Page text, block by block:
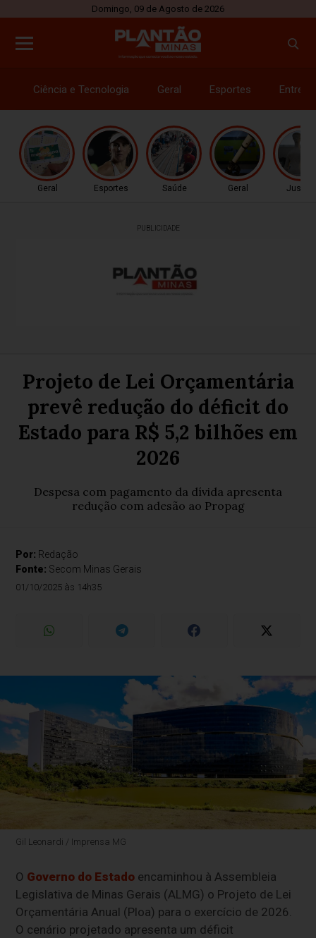
Domingo, 09 de Agosto de 2026
Ciência e Tecnologia Geral Esportes
Geral Esportes Saúde Geral Justiça
PUBLICIDADE
Projeto de Lei Orçamentária
prevê redução do déficit do
Estado para R$ 5,2 bilhões em
2026
Despesa com pagamento da dívida apresenta
redução com adesão ao Propag
Por: Redação
Fonte: Secom Minas Gerais
01/10/2025 às 14h35
Gil Leonardi / Imprensa MG
O Governo do Estado encaminhou à Assembleia
Legislativa de Minas Gerais (ALMG) o Projeto de Lei
Orçamentária Anual (Ploa) para o exercício de 2026.
O cenário projetado apresenta um déficit